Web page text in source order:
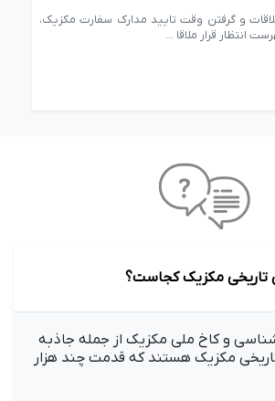
و گرفتن وقت تایید مدارک سفارت مکزیک،
انتظار قرار ملاقا ...
تاریخی مکزیک کجاست؟
و کاخ ملی مکزیک از جمله جاذبه
مکزیک هستند که قدمت چند هزار